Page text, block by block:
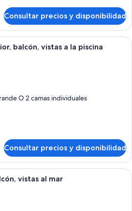
Consultar precios y disponibilidad
Un balcón con piscina, edificio
balcón, vistas a la piscina
O 2 camas individuales
Consultar precios y disponibilidad
Un balcón con mesa y sillas, con
vistas al mar